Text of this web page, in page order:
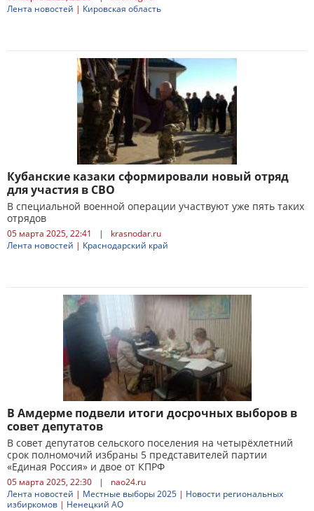
Лента новостей | Кировская область
Кубанские казаки сформировали новый отряд
для участия в СВО
В специальной военной операции участвуют уже пять таких
отрядов
05 марта 2025, 22:41 |
krasnodar.ru
Лента новостей | Краснодарский край
В Амдерме подвели итоги досрочных выборов в
совет депутатов
В совет депутатов сельского поселения на четырёхлетний
срок полномочий избраны 5 представителей партии
«Единая Россия» и двое от КПРФ
05 марта 2025, 22:30 |
nao24.ru
Лента новостей | Местные выборы 2025 | Новости региональных
избиркомов | Ненецкий АО